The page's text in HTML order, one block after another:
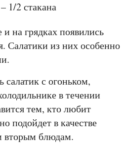
1/2 стакана
на грядках появились
Салатики из них особенно
салатик с огоньком,
в течении
тем, кто любит
подойдет в качестве
вторым блюдам.